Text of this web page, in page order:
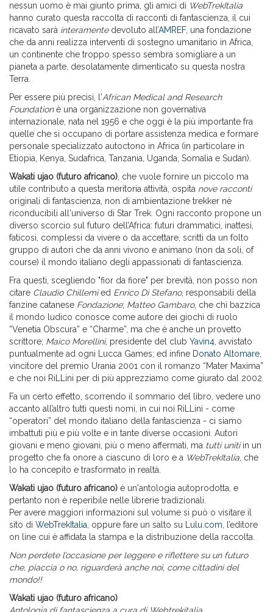
nessun uomo è mai giunto prima, gli amici di WebTrekItalia
hanno curato questa raccolta di racconti di fantascienza, il cui
ricavato sarà interamentedevoluto all’AMREF, una fondazione
che da anni realizza interventi di sostegno umanitario in Africa,
un continente che troppo spesso sembra somigliare a un
pianeta a parte, desolatamente dimenticato su questa nostra
Terra.
Per essere più precisi, l'African Medical and Research
Foundationè una organizzazione non governativa
internazionale, nata nel 1956 e che oggi è la più importante fra
quelle che si occupano di portare assistenza medica e formare
personale specializzato autoctono in Africa (in particolare in
Etiopia, Kenya, Sudafrica, Tanzania, Uganda, Somalia e Sudan).
Wakati ujao (futuro africano) , che vuole fornire un piccolo ma
utile contributo a questa meritoria attività, ospita nove racconti
originali di fantascienza, non di ambientazione trekker nè
riconducibili all'universo di Star Trek. Ogni racconto propone un
diverso scorcio sul futuro dell’Africa: futuri drammatici, inattesi,
faticosi, complessi da vivere o da accettare, scritti da un folto
gruppo di autori che da anni vivono e animano (non da soli, of
course) il mondo italiano degli appassionati di fantascienza.
Fra questi, scegliendo "fior da fiore" per brevità, non posso non
citare Claudio Chillemied Enrico Di Stefano, responsabili della
fanzine catanese Fondazione; Matteo Gambaro, che chi bazzica
il mondo ludico conosce come autore dei giochi di ruolo
“Venetia Obscura” e “Charme”, ma che è anche un provetto
scrittore; Maico Morellini, presidente del club Yavin4 , avvistato
puntualmente ad ogni Lucca Games; ed infine Donato Altomare
vincitore del premio Urania 2001 con il romanzo “Mater Maxima”
e che noi RiLLini per di più apprezziamo come giurato dal 2002.
Fa un certo effetto, scorrendo il sommario del libro, vedere uno
accanto all’altro tutti questi nomi, in cui noi RiLLini - come
“operatori” del mondo italiano della fantascienza - ci siamo
imbattuti più e più volte e in tante diverse occasioni. Autori
giovani e meno giovani, più o meno affermati, ma tutti unitiin un
progetto che fa onore a ciascuno di loro e a WebTrekItalia , che
lo ha concepito e trasformato in realtà.
Wakati ujao (futuro africano) è un'antologia autoprodotta, e
pertanto non è reperibile nelle librerie tradizionali.
Per avere maggiori informazioni sul volume si può o visitare il
sito di WebTrekItalia , oppure fare un salto su Lulu.com , l’editore
on line cui è affidata la stampa e la distribuzione della raccolta.
Non perdete l’occasione per leggere e riflettere su un futuro
che, piaccia o no, riguarderà anche noi, come cittadini del
mondo!!
Wakati ujao (futuro africano)